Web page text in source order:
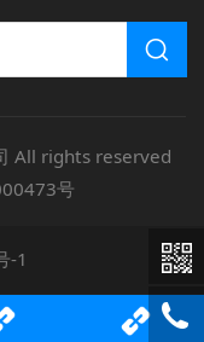
All rights reserved
号
-1